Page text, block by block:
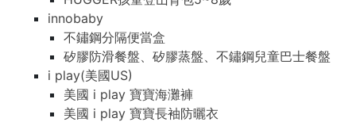
innobaby
不鏽鋼分隔便當盒
矽膠防滑餐盤、矽膠蒸盤、不鏽鋼兒童巴士餐盤
i play(美國US)
美國 i play 寶寶海灘褲
美國 i play 寶寶長袖防曬衣